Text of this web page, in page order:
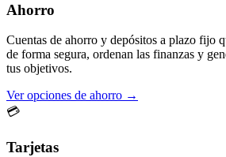
Ahorro
Cuentas de ahorro y depósitos a plazo fijo
de forma segura, ordenan las finanzas y
tus objetivos.
Ver opciones de ahorro →
💳
Tarjetas